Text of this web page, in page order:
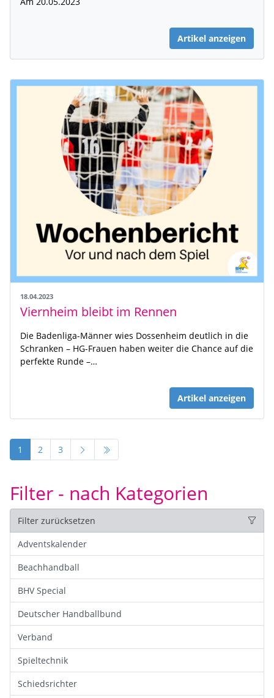
Artikel anzeigen
18.04.2023
Viernheim bleibt im Rennen
Die Badenliga-Männer wies Dossenheim deutlich in die
Schranken – HG-Frauen haben weiter die Chance auf die
perfekte Runde –…
Artikel anzeigen
1 2 3
Filter - nach Kategorien
Filter zurücksetzen
Adventskalender
Beachhandball
BHV Special
Deutscher Handballbund
Verband
Spieltechnik
Schiedsrichter